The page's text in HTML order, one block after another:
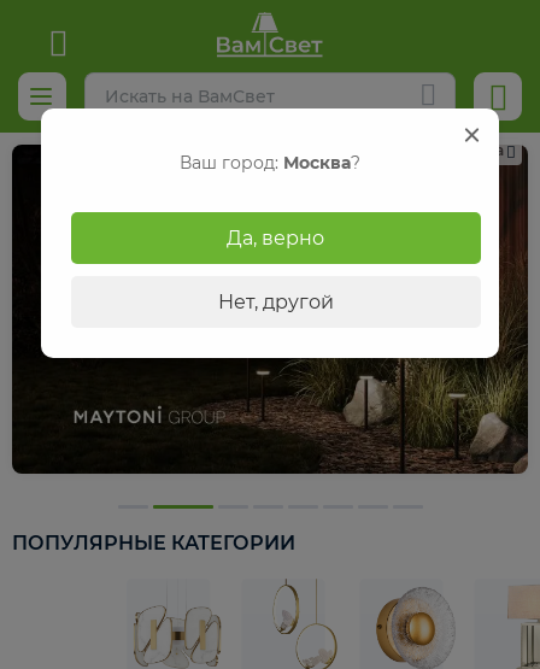
Реклама
ПОПУЛЯРНЫЕ КАТЕГОРИИ
Ваш город: Москва?
Да, верно
Нет, другой